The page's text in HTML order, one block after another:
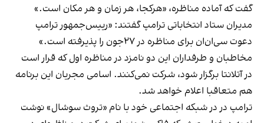
گفت که آماده مناظره، «هرکجا، هر زمان و هر مکان است.»
مدیران ستاد انتخاباتی ترامپ گفتند: «رییس‌جمهور ترامپ
دعوت سی‌ان‌ان برای مناظره در ۲۷جون را پذیرفته است.»
مخاطبان و طرفداران این دو نامزد در مناظره اول که قرار است
در آتلانتا برگزار شود، شرکت نمی‌کنند. اسامی مجریان این برنامه
هم متعاقبا اعلام خواهد شد.
ترامپ در در شبکه اجتماعی خود با نام «تروث سوشال» نوشت